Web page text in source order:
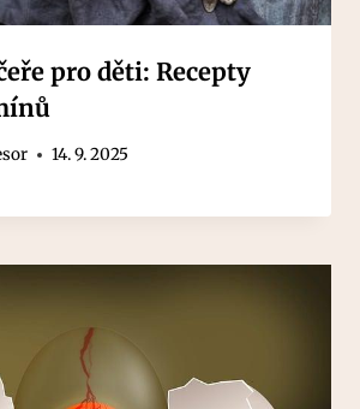
pro děti: Recepty
14. 9. 2025